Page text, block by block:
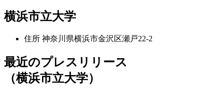
横浜市立大学
住所 神奈川県横浜市金沢区瀬戸22-2
最近のプレスリリース
（横浜市立大学）